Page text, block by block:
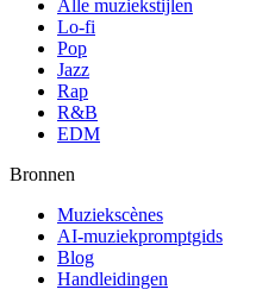
Alle muziekstijlen
Lo-fi
Pop
Jazz
Rap
R&B
EDM
Bronnen
Muziekscènes
AI-muziekpromptgids
Blog
Handleidingen